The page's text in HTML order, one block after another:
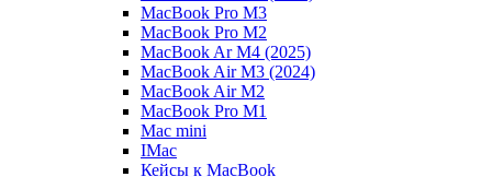
MacBook Pro M3
MacBook Pro M2
MacBook Ar M4 (2025)
MacBook Air M3 (2024)
MacBook Air M2
MacBook Pro M1
Mac mini
IMac
Кейсы к MacBook